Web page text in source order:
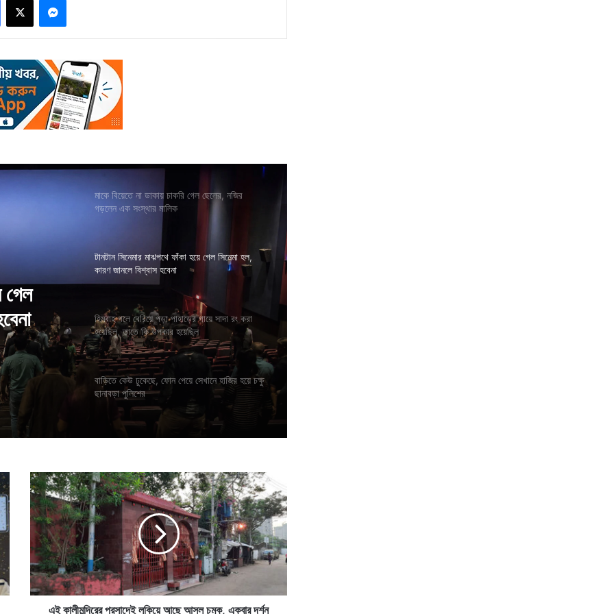
সাদা
মাকে বিয়েতে না ডাকায় চাকরি গেল ছেলের, নজির
গড়লেন এক সংস্থার মালিক
টানটান সিনেমার মাঝপথে ফাঁকা হয়ে গেল সিনেমা হল,
কারণ জানলে বিশ্বাস হবেনা
হিমবাহ গলে বেরিয়ে পড়া পাহাড়ের গায়ে সাদা রং করা
হয়েছিল, তাতে কি উপকার হয়েছিল
বাড়িতে কেউ ঢুকেছে, ফোন পেয়ে সেখানে হাজির হয়ে চক্ষু
ছানাবড়া পুলিশের
এ
ই
কা
লী
ন্দি
রে
র
প্র
এই কালীমন্দিরের প্রসাদেই লুকিয়ে আছে আসল চমক, একবার দর্শন